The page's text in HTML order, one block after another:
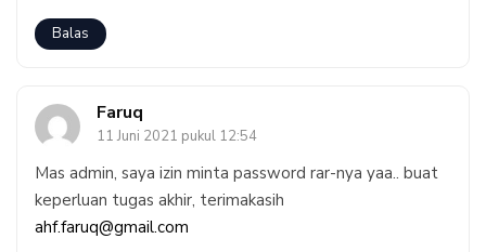
Balas
Faruq
11 Juni 2021 pukul 12:54
Mas admin, saya izin minta password rar-nya yaa.. buat
keperluan tugas akhir, terimakasih
ahf.faruq@gmail.com